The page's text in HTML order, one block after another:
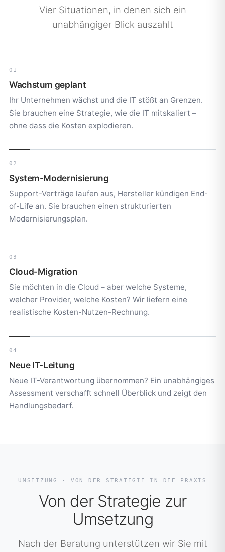
Vier Situationen, in denen sich ein
unabhängiger Blick auszahlt
01
Wachstum geplant
Ihr Unternehmen wächst und die IT stößt an Grenzen.
Sie brauchen eine Strategie, wie die IT mitskaliert –
ohne dass die Kosten explodieren.
02
System-Modernisierung
Support-Verträge laufen aus, Hersteller kündigen End-
of-Life an. Sie brauchen einen strukturierten
Modernisierungsplan.
03
Cloud-Migration
Sie möchten in die Cloud – aber welche Systeme,
welcher Provider, welche Kosten? Wir liefern eine
realistische Kosten-Nutzen-Rechnung.
04
Neue IT-Leitung
Neue IT-Verantwortung übernommen? Ein unabhängiges
Assessment verschafft schnell Überblick und zeigt den
Handlungsbedarf.
UMSETZUNG · VON DER STRATEGIE IN DIE PRAXIS
Von der Strategie zur
Umsetzung
Nach der Beratung unterstützen wir Sie mit